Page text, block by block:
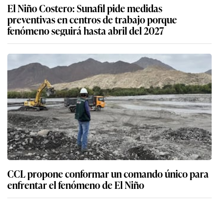
El Niño Costero: Sunafil pide medidas
preventivas en centros de trabajo porque
fenómeno seguirá hasta abril del 2027
CCL propone conformar un comando único para
enfrentar el fenómeno de El Niño